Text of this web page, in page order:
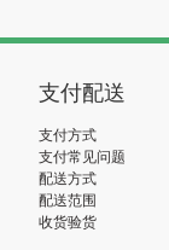
支付配送
支付方式
支付常见问题
配送方式
配送范围
收货验货